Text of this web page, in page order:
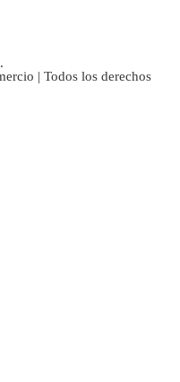
| Todos los derechos